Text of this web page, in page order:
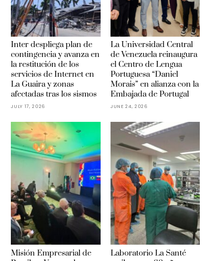
Inter despliega plan de
contingencia y avanza en
la restitución de los
servicios de Internet en
La Guaira y zonas
afectadas tras los sismos
JULY 17, 2026
La Universidad Central
de Venezuela reinaugura
el Centro de Lengua
Portuguesa “Daniel
Morais” en alianza con la
Embajada de Portugal
JUNE 24, 2026
Misión Empresarial de
Laboratorio La Santé